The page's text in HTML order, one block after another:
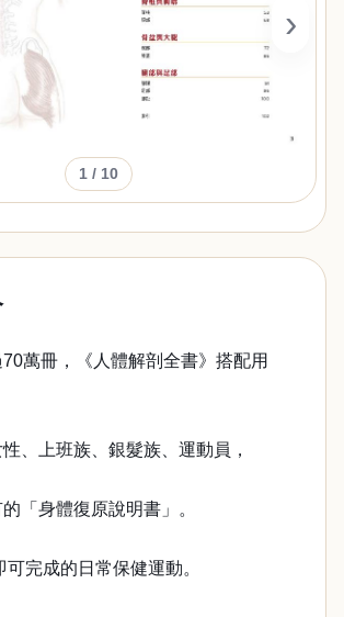
›
1 / 10
萬冊，《人體解剖全書》搭配用
、上班族、銀髮族、運動員，
「身體復原說明書」。
完成的日常保健運動。